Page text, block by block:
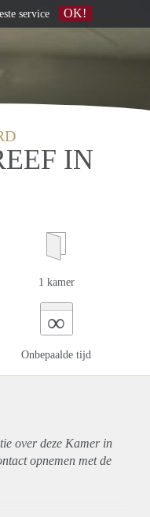
IN
1 kamer
∞
Onbepaalde tijd
over deze Kamer in
opnemen met de
service OK!